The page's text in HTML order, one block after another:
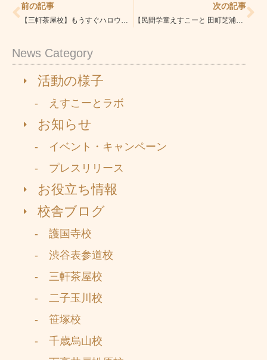
News Category
活動の様子
- えすこーとラボ
お知らせ
- イベント・キャンペーン
- プレスリリース
お役立ち情報
校舎ブログ
- 護国寺校
- 渋谷表参道校
- 三軒茶屋校
- 二子玉川校
- 笹塚校
- 千歳烏山校
前の記事 次の記事
【民間学童えすこーと 田町芝浦校／港区】子どもたちが、国語のテストでも100点をとりました！(o^^o)